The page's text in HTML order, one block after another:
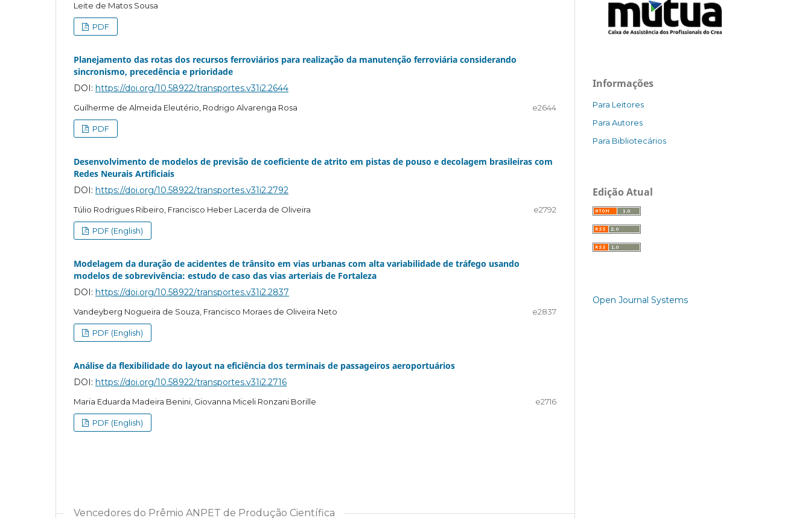
Leite de Matos Sousa
PDF
Planejamento das rotas dos recursos ferroviários para realização da manutenção ferroviária considerando
sincronismo, precedência e prioridade
DOI: https://doi.org/10.58922/transportes.v31i2.2644
Guilherme de Almeida Eleutério, Rodrigo Alvarenga Rosa e2644
PDF
Desenvolvimento de modelos de previsão de coeficiente de atrito em pistas de pouso e decolagem brasileiras com
Redes Neurais Artificiais
DOI: https://doi.org/10.58922/transportes.v31i2.2792
Túlio Rodrigues Ribeiro, Francisco Heber Lacerda de Oliveira e2792
PDF (English)
Modelagem da duração de acidentes de trânsito em vias urbanas com alta variabilidade de tráfego usando
modelos de sobrevivência: estudo de caso das vias arteriais de Fortaleza
DOI: https://doi.org/10.58922/transportes.v31i2.2837
Vandeyberg Nogueira de Souza, Francisco Moraes de Oliveira Neto e2837
PDF (English)
Análise da flexibilidade do layout na eficiência dos terminais de passageiros aeroportuários
DOI: https://doi.org/10.58922/transportes.v31i2.2716
Maria Eduarda Madeira Benini, Giovanna Miceli Ronzani Borille e2716
PDF (English)
Vencedores do Prêmio ANPET de Produção Científica
Informações
Para Leitores
Para Autores
Para Bibliotecários
Edição Atual
Open Journal Systems